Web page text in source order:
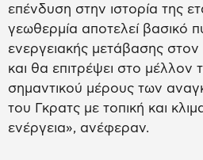
επένδυση στην ιστορία της
γεωθερμία αποτελεί βασικό
ενεργειακής μετάβασης
και θα επιτρέψει στο μέλλον
σημαντικού μέρους των
του Γκρατς με τοπική και
ενέργεια», ανέφεραν.